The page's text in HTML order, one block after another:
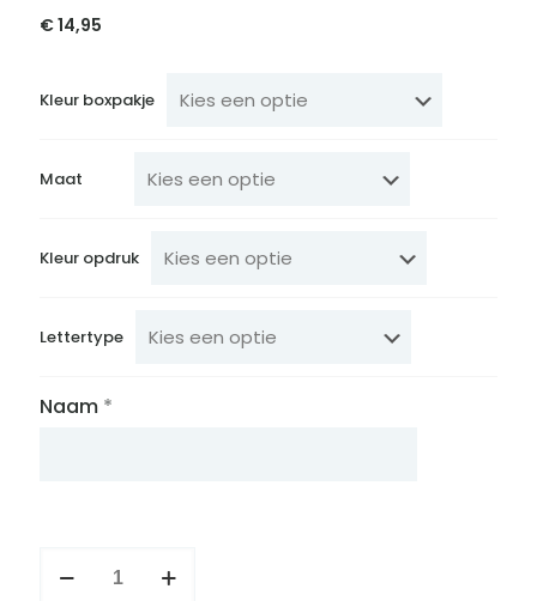
€14,95
Kleur boxpakje
Maat
Kleur opdruk
Lettertype
Naam *
met